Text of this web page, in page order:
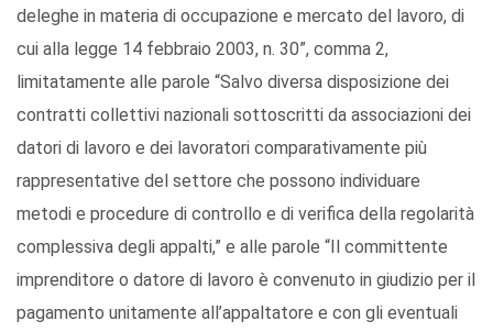
deleghe in materia di occupazione e mercato del lavoro, di
cui alla legge 14 febbraio 2003, n. 30”, comma 2,
limitatamente alle parole “Salvo diversa disposizione dei
contratti collettivi nazionali sottoscritti da associazioni dei
datori di lavoro e dei lavoratori comparativamente più
rappresentative del settore che possono individuare
metodi e procedure di controllo e di verifica della regolarità
complessiva degli appalti,” e alle parole “Il committente
imprenditore o datore di lavoro è convenuto in giudizio per il
pagamento unitamente all’appaltatore e con gli eventuali